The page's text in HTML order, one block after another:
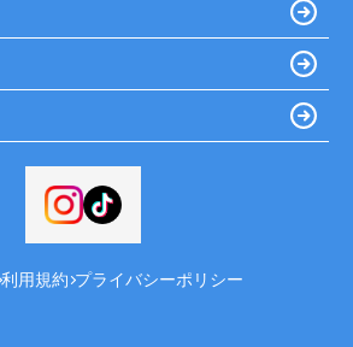
利用規約 プライバシーポリシー